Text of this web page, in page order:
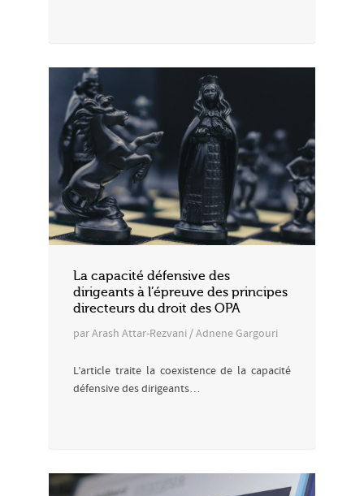
La capacité défensive des
dirigeants à l’épreuve des principes
directeurs du droit des OPA
par Arash Attar-Rezvani / Adnene Gargouri
L’article traite la coexistence de la capacité
défensive des dirigeants…